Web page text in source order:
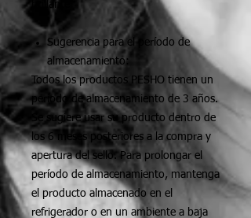
brillante
Sugerencia para el período de
almacenamiento:
Todos los productos PESHO tienen un
período de almacenamiento de 3 años.
Se sugiere usar su producto dentro de
los 6 meses posteriores a la compra y
apertura del sello. Para prolongar el
período de almacenamiento, mantenga
el producto almacenado en el
refrigerador o en un ambiente a baja